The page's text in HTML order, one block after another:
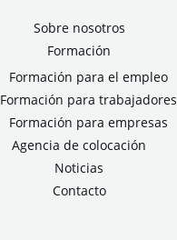
Sobre nosotros
Formación
Formación para el empleo
Formación para trabajadores
Formación para empresas
Agencia de colocación
Noticias
Contacto